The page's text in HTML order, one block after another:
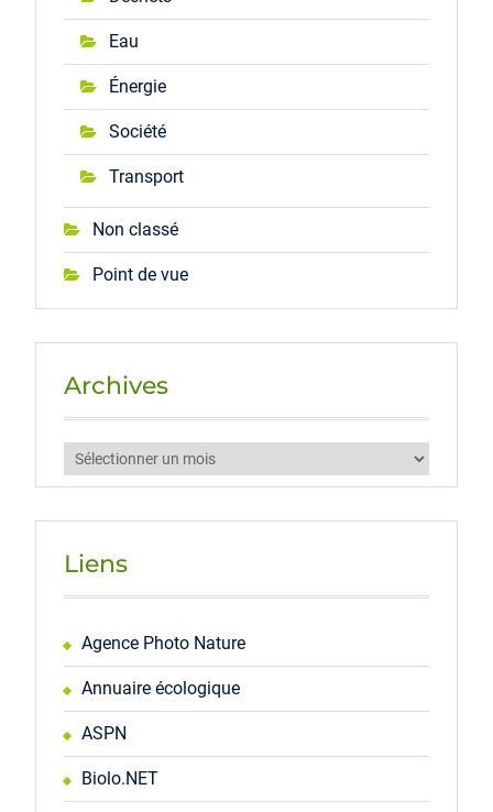
Eau
Énergie
Société
Transport
Non classé
Point de vue
Archives
Archives
Liens
Agence Photo Nature
Annuaire écologique
ASPN
Biolo.NET